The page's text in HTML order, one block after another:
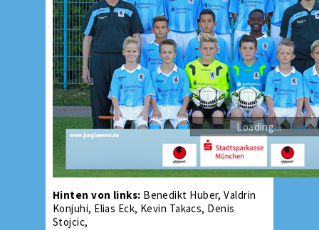
Loading...
Hinten von links: Benedikt Huber, Valdrin
Konjuhi, Elias Eck, Kevin Takacs, Denis
Stojcic,